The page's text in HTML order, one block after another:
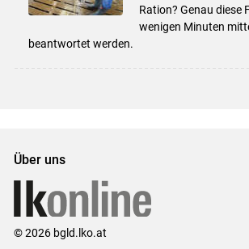
Ration? Genau diese
wenigen Minuten
beantwortet werden.
Über uns
© 2026 bgld.lko.at